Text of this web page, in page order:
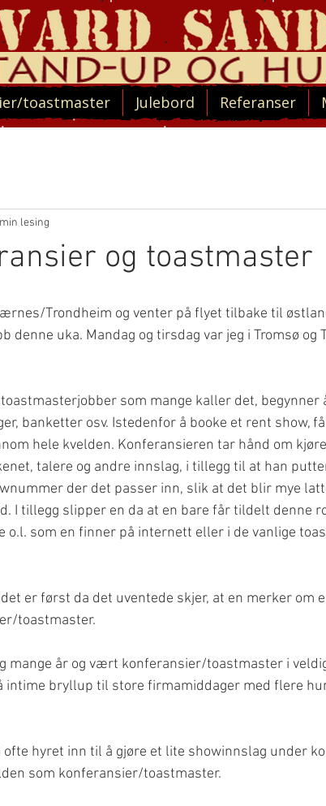
toastmaster Julebord Referanser
og toastmaster
lesing
Trondheim og venter på flyet tilbake til
denne uka. Mandag og tirsdag var jeg i Tromsø og
som mange kaller det, begynner
banketter osv. Istedenfor å booke et rent show,
hele kvelden. Konferansieren tar hånd om
talere og andre innslag, i tillegg til at han
der det passer inn, slik at det blir mye
I tillegg slipper en da at en bare får tildelt denne
o.l. som en finner på internett eller i de vanlige
er først da det uventede skjer, at en merker om
toastmaster.
mange år og vært konferansier/toastmaster i
intime bryllup til store firmamiddager med flere
hyret inn til å gjøre et lite showinnslag under
som konferansier/toastmaster.